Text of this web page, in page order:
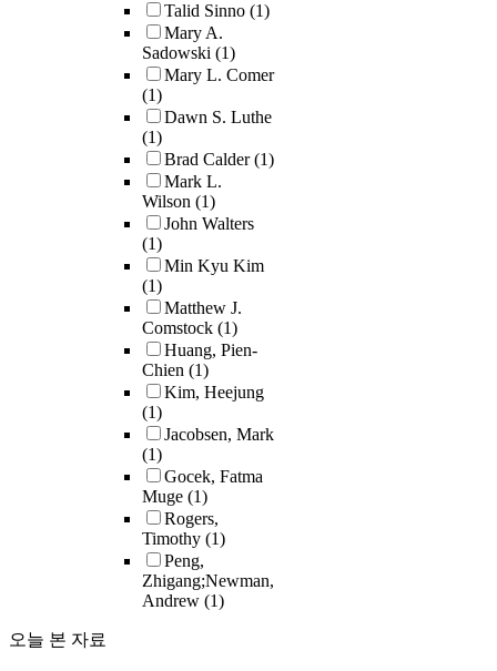
Talid Sinno (1)
Mary A.
Sadowski (1)
Mary L. Comer
(1)
Dawn S. Luthe
(1)
Brad Calder(1)
Mark L.
Wilson (1)
John Walters
(1)
Min Kyu Kim
(1)
Matthew J.
Comstock (1)
Huang, Pien-
Chien (1)
Kim, Heejung
(1)
Jacobsen, Mark
(1)
Gocek, Fatma
Muge (1)
Rogers,
Timothy (1)
Peng,
Zhigang;Newman,
Andrew (1)
오늘 본 자료